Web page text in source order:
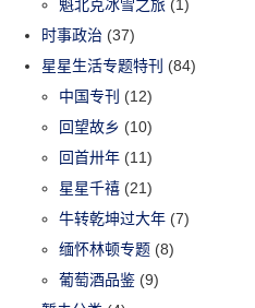
魁北克冰雪之旅 (1)
时事政治 (37)
星星生活专题特刊 (84)
中国专刊 (12)
回望故乡 (10)
回首卅年 (11)
星星千禧 (21)
牛转乾坤过大年 (7)
缅怀林顿专题 (8)
葡萄酒品鉴 (9)